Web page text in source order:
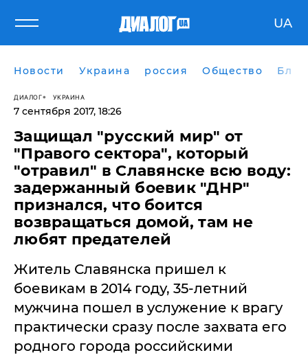
UA
Новости Украина россия Общество
ДИАЛОГ УКРАИНА
7 сентября 2017, 18:26
Защищал "русский мир" от
"Правого сектора", который
"отравил" в Славянске всю воду:
задержанный боевик "ДНР"
признался, что боится
возвращаться домой, там не
любят предателей
Житель Славянска пришел к
боевикам в 2014 году, 35-летний
мужчина пошел в услужение к врагу
практически сразу после захвата его
родного города российскими